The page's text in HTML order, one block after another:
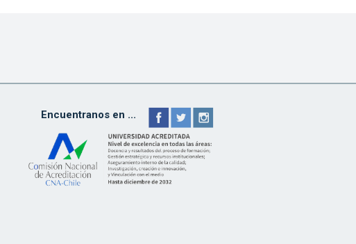
Encuentranos en ...